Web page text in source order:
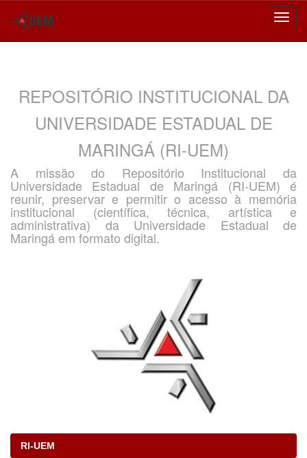
REPOSITÓRIO INSTITUCIONAL DA
UNIVERSIDADE ESTADUAL DE
MARINGÁ (RI-UEM)
A missão do Repositório Institucional da
Universidade Estadual de Maringá (RI-UEM) é
reunir, preservar e permitir o acesso à memória
institucional (científica, técnica, artística e
administrativa) da Universidade Estadual de
Maringá em formato digital.
RI-UEM